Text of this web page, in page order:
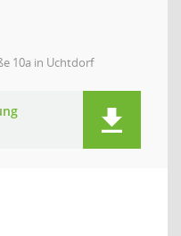
10a in Uchtdorf